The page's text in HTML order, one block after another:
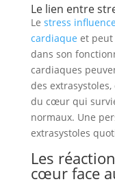
Le lien entre
Le stress
cardiaque et peut
dans son
cardiaques
des
du cœur qui
normaux. Une
extrasystoles
Les
cœur face